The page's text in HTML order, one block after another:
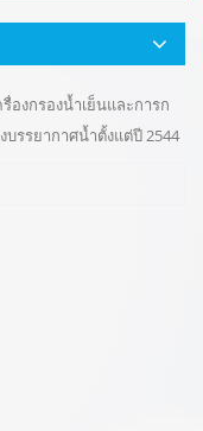
งกรองน้ำเย็นและการก
บรรยากาศน้ำตั้งแต่ปี 2544